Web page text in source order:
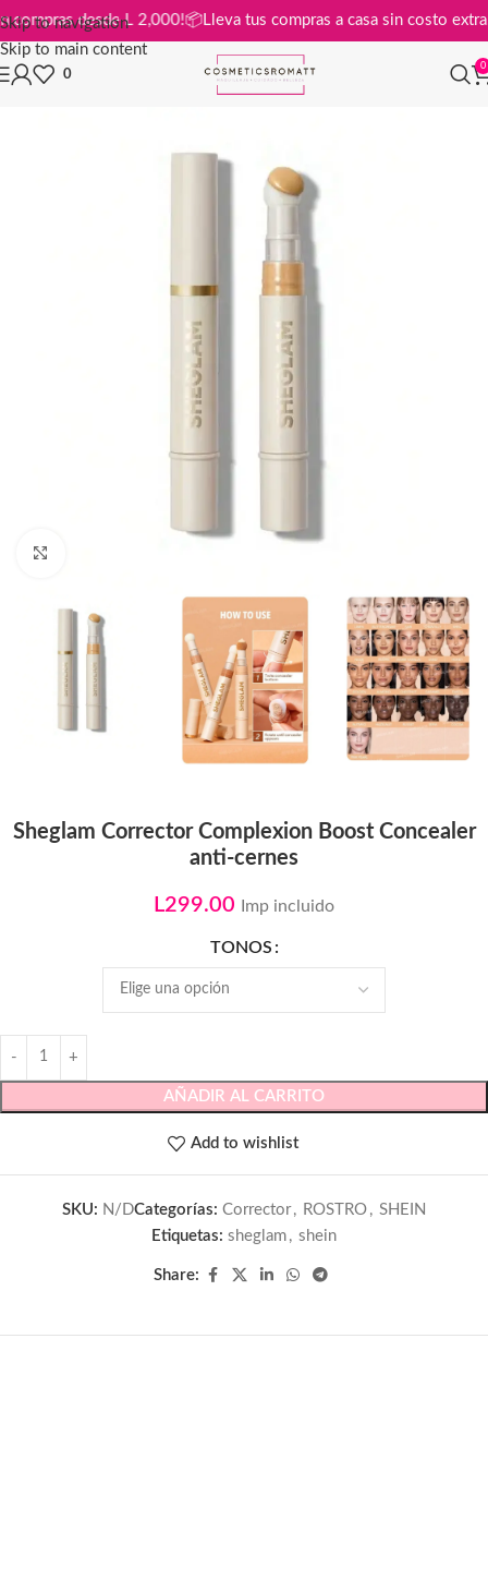
Skip to navigation
Skip to main content
en compras desde L 2,000!📦Lleva tus compras a casa sin costo
0
0
Sheglam Corrector Complexion Boost Concealer
anti-cernes
L299.00 Imp incluido
TONOS
AÑADIR AL CARRITO
Add to wishlist
SKU: N/DCategorías: Corrector , ROSTRO , SHEIN
Etiquetas: sheglam , shein
Share: